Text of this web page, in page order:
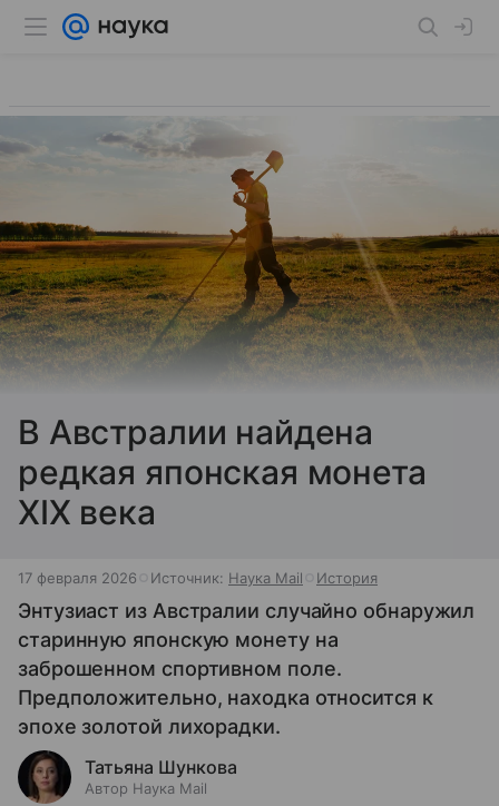
В Австралии найдена
редкая японская монета
XIX века
17 февраля 2026 Источник: Наука Mail История
Энтузиаст из Австралии случайно обнаружил
старинную японскую монету на
заброшенном спортивном поле.
Предположительно, находка относится к
эпохе золотой лихорадки.
Татьяна Шункова
Автор Наука Mail